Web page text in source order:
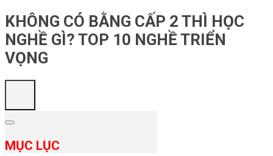
KHÔNG CÓ BẰNG CẤP 2 THÌ HỌC
NGHỀ GÌ? TOP 10 NGHỀ TRIỂN
VỌNG
MỤC LỤC